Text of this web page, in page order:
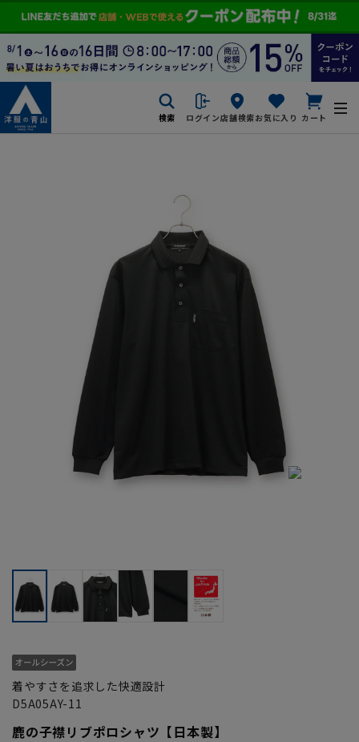
検索 ログイン店舗検索お気に入り カート
着やすさを追求した快適設計
D5A05AY-11
鹿の子襟リブポロシャツ【日本製】